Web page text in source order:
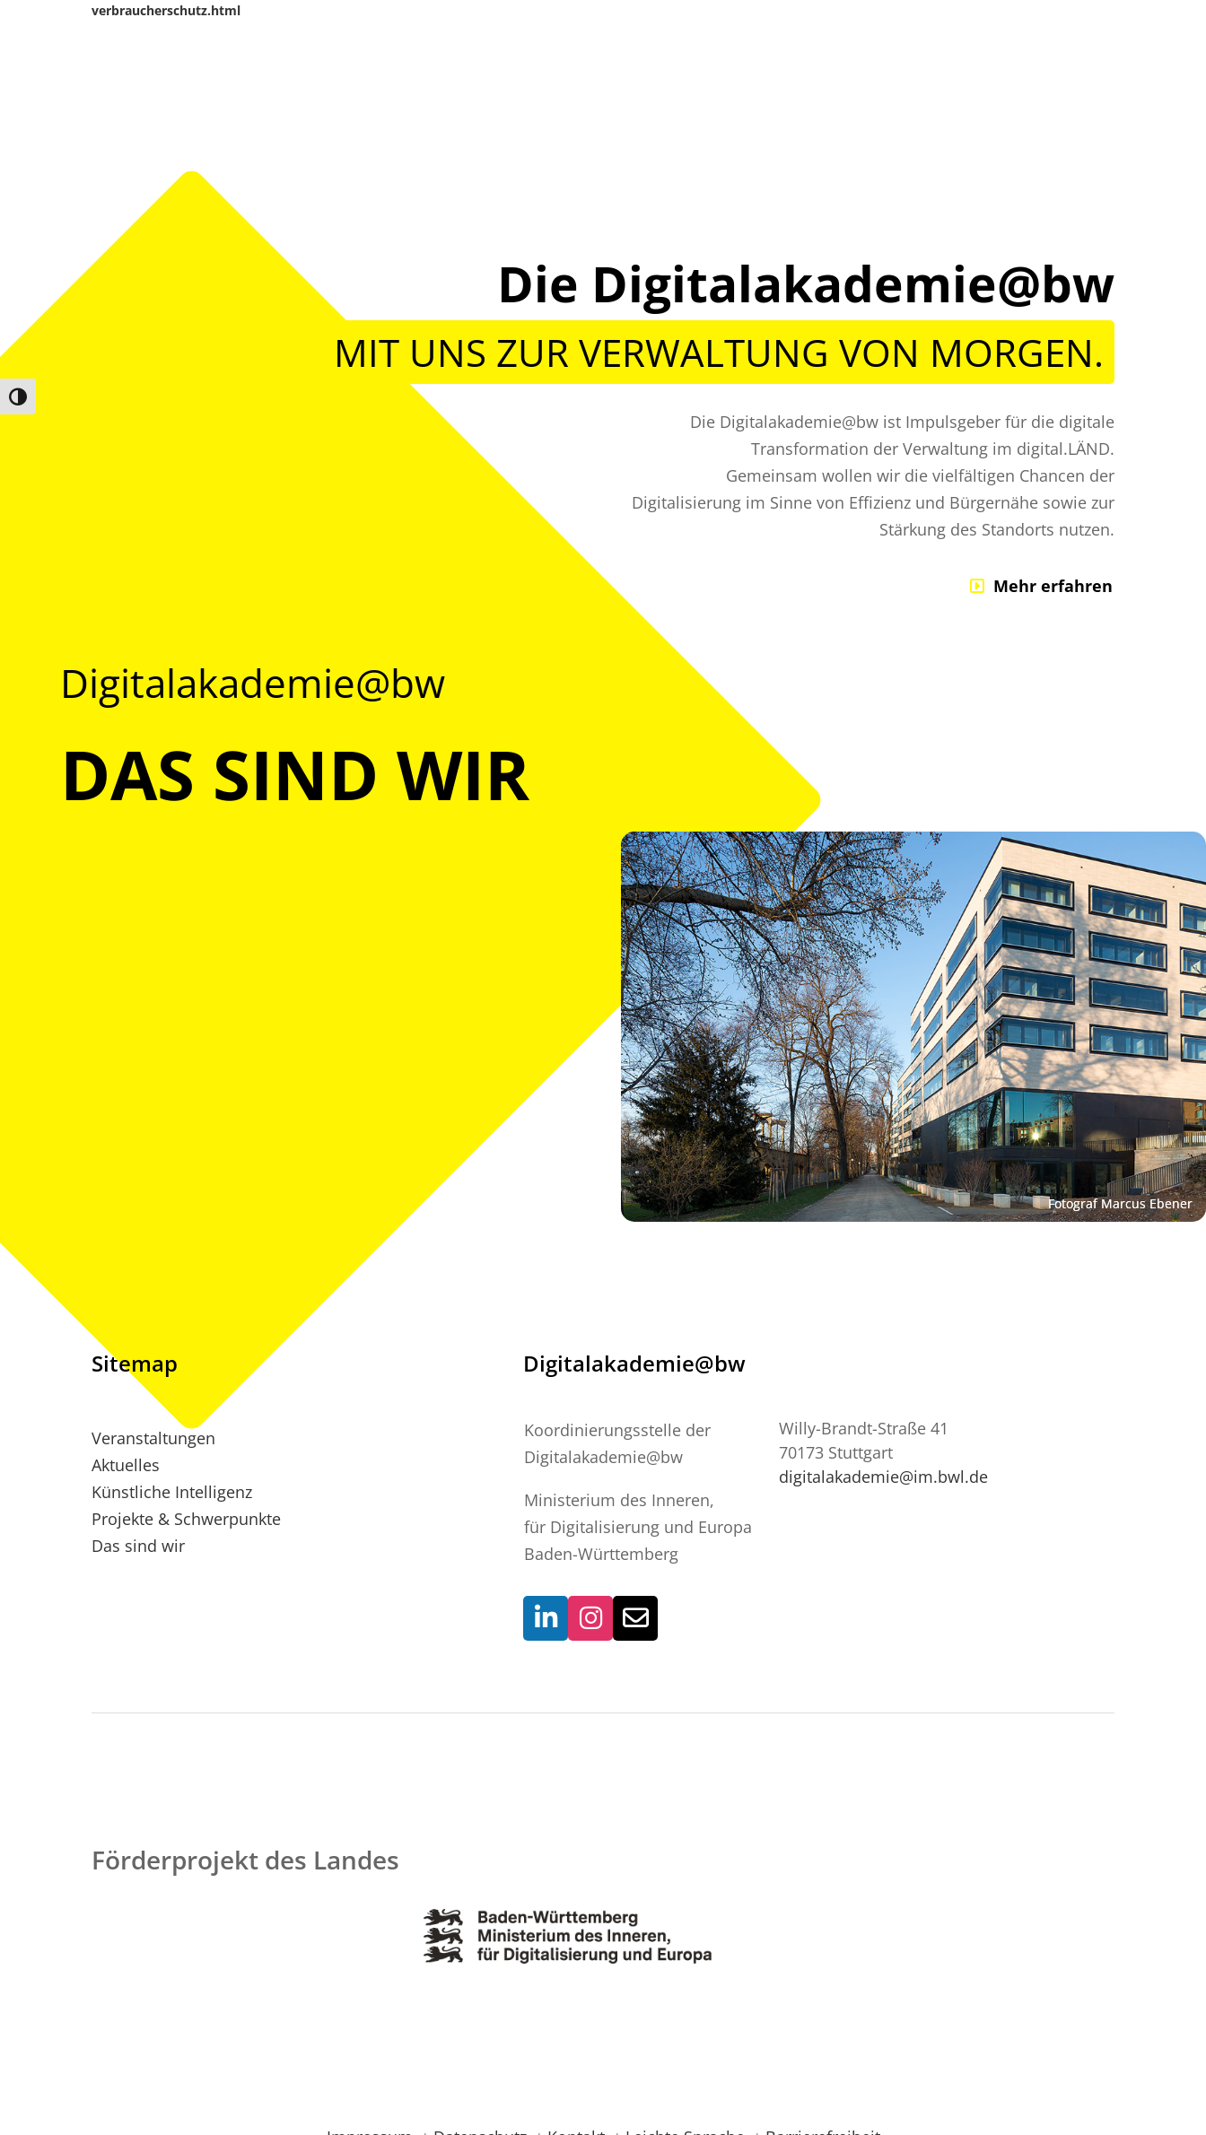
Umschalten auf hohe Kontraste
verbraucherschutz.html
Die Digitalakademie@bw
MIT UNS ZUR VERWALTUNG VON MORGEN.
Die Digitalakademie@bw ist Impulsgeber für die digitale
Transformation der Verwaltung im digital.LÄND.
Gemeinsam wollen wir die vielfältigen Chancen der
Digitalisierung im Sinne von Effizienz und Bürgernähe sowie zur
Stärkung des Standorts nutzen.
Mehr erfahren
Digitalakademie@bw
DAS SIND WIR
Sitemap
Veranstaltungen
Aktuelles
Künstliche Intelligenz
Projekte & Schwerpunkte
Das sind wir
Digitalakademie@bw
Koordinierungsstelle der
Digitalakademie@bw
Ministerium des Inneren,
für Digitalisierung und Europa
Baden-Württemberg
Willy-Brandt-Straße 41
70173 Stuttgart
digitalakademie@im.bwl.de
Förderprojekt des Landes